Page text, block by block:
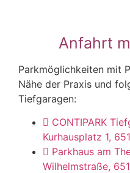
Anfahrt
Parkmöglichkeiten mit
Nähe der Praxis und
Tiefgaragen:
CONTIPARK
Kurhausplatz 1,
Parkhaus am
Wilhelmstraße,